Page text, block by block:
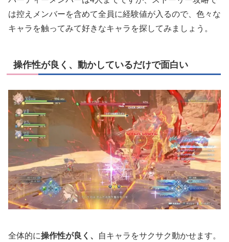
は控えメンバーを含めて全員に経験値が入るので、色々な
キャラを触ってみて好きなキャラを探してみましょう。
操作性が良く、動かしているだけで面白い
全体的に操作性が良く、 自キャラをサクサク動かせます。